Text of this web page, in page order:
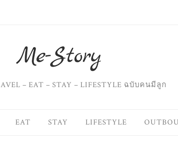
– EAT – STAY – LIFESTYLE ฉบับคนมีลูก
EAT STAY LIFESTYLE